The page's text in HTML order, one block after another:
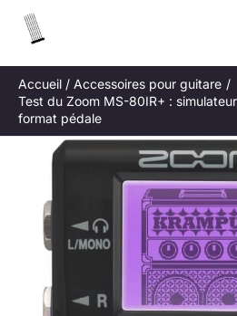
Accueil
Accessoires pour guitare
Test du Zoom MS-80IR+ :
format pédale
h
e
r